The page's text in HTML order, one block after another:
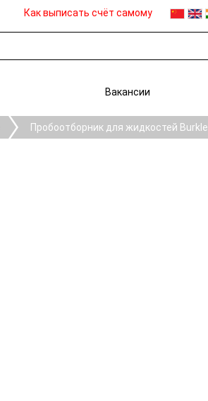
Как выписать счёт самому
Вакансии
Пробоотборник для жидкостей Burkle